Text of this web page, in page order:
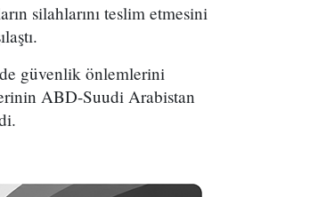
silahlarını teslim etmesini
güvenlik önlemlerini
ABD-Suudi Arabistan